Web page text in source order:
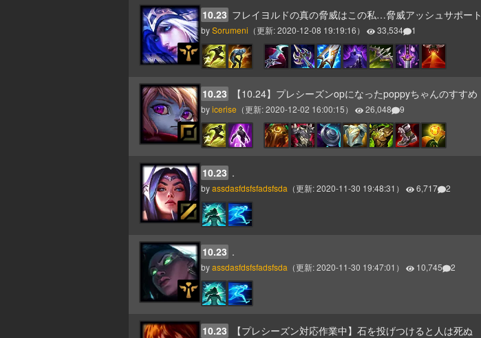
10.23 フレイヨルドの真の脅威はこの私…脅威アッシュサポート
bySorumeni （更新:2020-12-08 19:19:16） 33,534 1
10.23 【10.24】プレシーズンopになったpoppyちゃんのすすめ
byicerise （更新:2020-12-02 16:00:15） 26,048 9
10.23 .
byassdasfdsfsfadsfsda （更新:2020-11-30 19:48:31 ） 6,717 2
10.23 .
byassdasfdsfsfadsfsda （更新:2020-11-30 19:47:01 ） 10,745 2
10.23 【プレシーズン対応作業中】石を投げつけると人は死ぬ